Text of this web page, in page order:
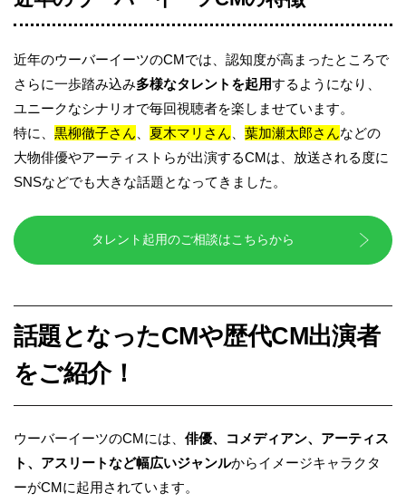
近年のウーバーイーツのCMでは、認知度が高まったところで
さらに一歩踏み込み多様なタレントを起用するようになり、
ユニークなシナリオで毎回視聴者を楽しませています。
特に、 黒柳徹子さん 夏木マリさん 葉加瀬太郎さんなどの
大物俳優やアーティストらが出演するCMは、放送される度に
SNSなどでも大きな話題となってきました。
タレント起用のご相談はこちらから
話題となったCMや歴代CM出演者
をご紹介！
ウーバーイーツのCMには、 俳優、コメディアン、アーティス
ト、アスリートなど幅広いジャンルからイメージキャラクタ
ーがCMに起用されています。